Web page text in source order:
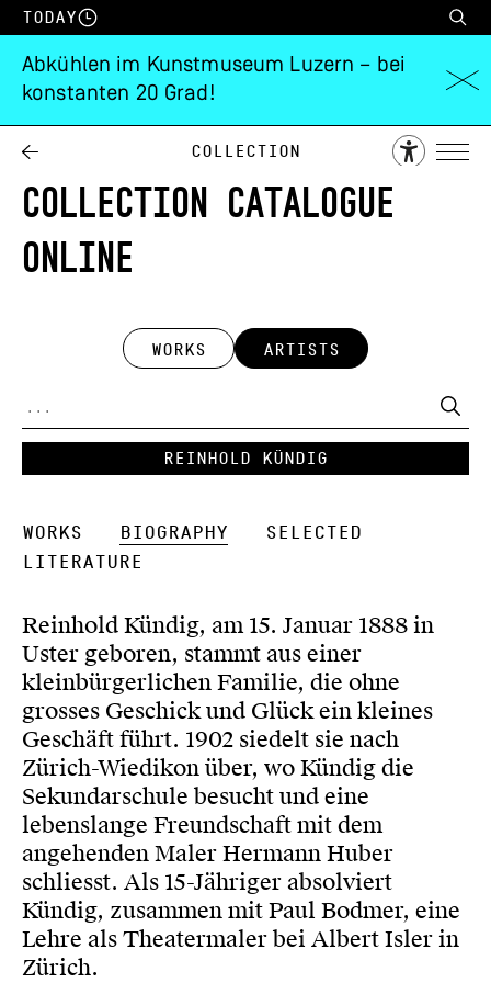
Today
Abkühlen im Kunstmuseum Luzern – bei
konstanten 20 Grad!
Collection
COLLECTION CATALOGUE
ONLINE
WORKS ARTISTS
Reinhold Kündig
Works Biography
Selected
Literature
Reinhold Kündig, am 15. Januar 1888 in
Uster geboren, stammt aus einer
kleinbürgerlichen Familie, die ohne
grosses Geschick und Glück ein kleines
Geschäft führt. 1902 siedelt sie nach
Zürich-Wiedikon über, wo Kündig die
Sekundarschule besucht und eine
lebenslange Freundschaft mit dem
angehenden Maler Hermann Huber
schliesst. Als 15-Jähriger absolviert
Kündig, zusammen mit Paul Bodmer, eine
Lehre als Theatermaler bei Albert Isler in
Zürich.